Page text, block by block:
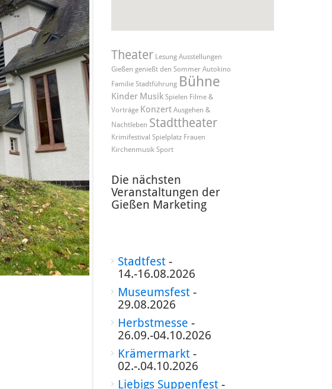
Theater Lesung Ausstellungen
Gießen genießt den Sommer Autokino
Familie Stadtführung Bühne
Kinder Musik Spielen Filme &
Vorträge Konzert Ausgehen &
Nachtleben Stadttheater
Krimifestival Spielplatz Frauen
Kirchenmusik Sport
Die nächsten
Veranstaltungen der
Gießen Marketing
Stadtfest-
14.-16.08.2026
Museumsfest-
29.08.2026
Herbstmesse -
26.09.-04.10.2026
Krämermarkt-
02.-.04.10.2026
Liebigs Suppenfest-